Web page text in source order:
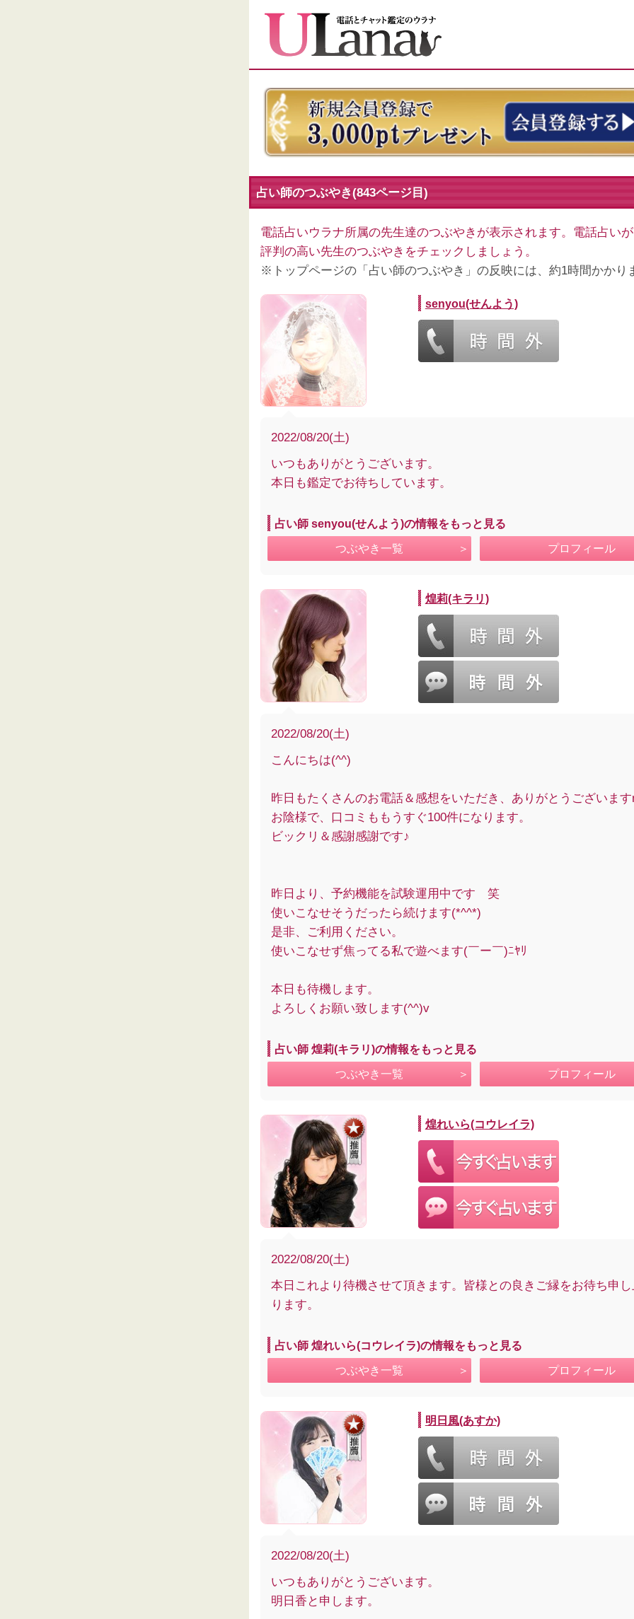
占い師のつぶやき(843ページ目)
電話占いウラナ所属の先生達のつぶやきが表示されます。電話占い
評判の高い先生のつぶやきをチェックしましょう。
※トップページの「占い師のつぶやき」の反映には、約1時間かかり
senyou(せんよう)
2022/08/20(土)
いつもありがとうございます。
本日も鑑定でお待ちしています。
占い師 senyou(せんよう)の情報をもっと見る
つぶやき一覧 プロフィール
煌莉(キラリ)
2022/08/20(土)
こんにちは(^^)
昨日もたくさんのお電話＆感想をいただき、ありがとうございま
お陰様で、口コミももうすぐ100件になります。
ビックリ＆感謝感謝です♪
昨日より、予約機能を試験運用中です 笑
使いこなせそうだったら続けます(*^^*)
是非、ご利用ください。
使いこなせず焦ってる私で遊べます(￣ー￣)ﾆﾔﾘ
本日も待機します。
よろしくお願い致します(^^)v
占い師 煌莉(キラリ)の情報をもっと見る
つぶやき一覧 プロフィール
煌れいら(コウレイラ)
2022/08/20(土)
本日これより待機させて頂きます。皆様との良きご縁をお待ち申
ります。
占い師 煌れいら(コウレイラ)の情報をもっと見る
つぶやき一覧 プロフィール
明日風(あすか)
2022/08/20(土)
いつもありがとうございます。
明日香と申します。